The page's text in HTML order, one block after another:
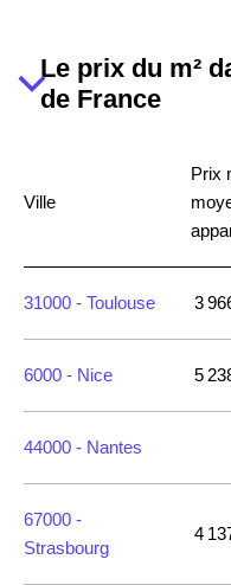
Le prix du m²
de France
Ville
Prix
31000 - Toulouse 3
6000 - Nice 5
44000 - Nantes
67000 -
Strasbourg
4